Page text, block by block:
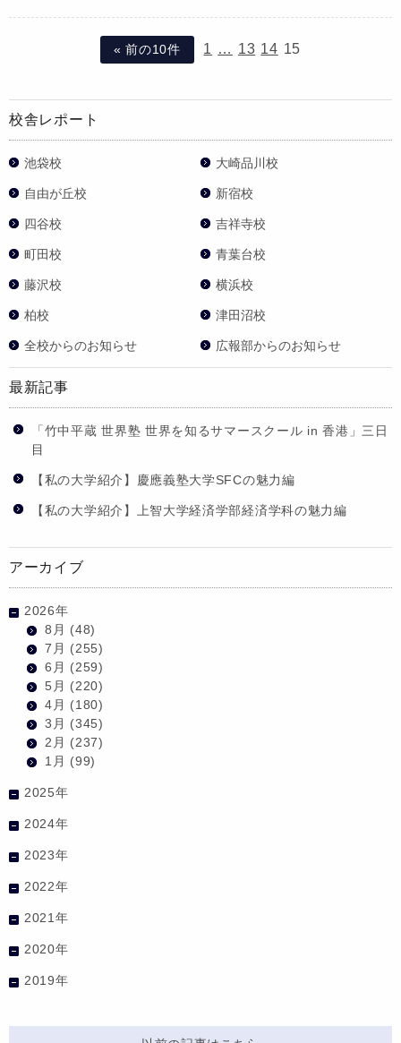
« 前の10件 1 … 13 14 15
校舎レポート
池袋校 大崎品川校
自由が丘校 新宿校
四谷校 吉祥寺校
町田校 青葉台校
藤沢校 横浜校
柏校 津田沼校
全校からのお知らせ 広報部からのお知らせ
最新記事
「竹中平蔵 世界塾 世界を知るサマースクール in 香港」三日
目
【私の大学紹介】慶應義塾大学SFCの魅力編
【私の大学紹介】上智大学経済学部経済学科の魅力編
アーカイブ
2026年
8月 (48)
7月 (255)
6月 (259)
5月 (220)
4月 (180)
3月 (345)
2月 (237)
1月 (99)
2025年
2024年
2023年
2022年
2021年
2020年
2019年